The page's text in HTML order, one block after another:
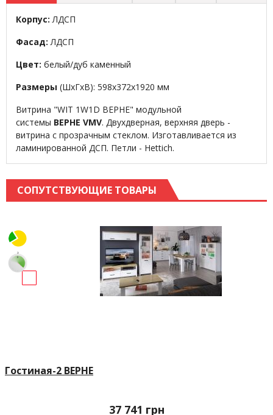
Корпус: ЛДСП
Фасад: ЛДСП
Цвет: белый/дуб каменный
Размеры (ШхГхВ): 598х372х1920 мм
Витрина "WIT 1W1D ВЕРНЕ" модульной
системы ВЕРНЕ VMV. Двухдверная, верхняя дверь -
витрина с прозрачным стеклом. Изготавливается из
ламинированной ДСП. Петли - Hettich.
СОПУТСТВУЮЩИЕ ТОВАРЫ
Гостиная-2 ВЕРНЕ
37 741 грн